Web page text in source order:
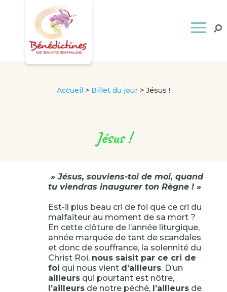
Accueil > Billet du jour> Jésus !
Jésus !
» Jésus, souviens-toi de moi, quand
tu viendras inaugurer ton Règne ! »
Est-il plus beau cri de foi que ce cri du
malfaiteur au moment de sa mort ?
En cette clôture de l’année liturgique,
année marquée de tant de scandales
et donc de souffrance, la solennité du
Christ Roi, nous saisit par ce cri de
foi qui nous vient d’ailleurs. D’un
ailleursqui pourtant est nôtre,
l’ailleursde notre péché, l’ailleursde